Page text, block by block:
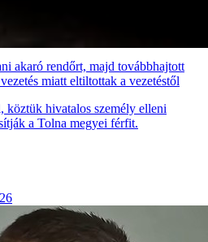
akaró rendőrt, majd továbbhajtott
miatt eltiltottak a vezetéstől
köztük hivatalos személy elleni
a Tolna megyei férfit.